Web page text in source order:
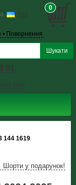
RU
0
• Повернення
01
144 1619
Шорти у подарунок!